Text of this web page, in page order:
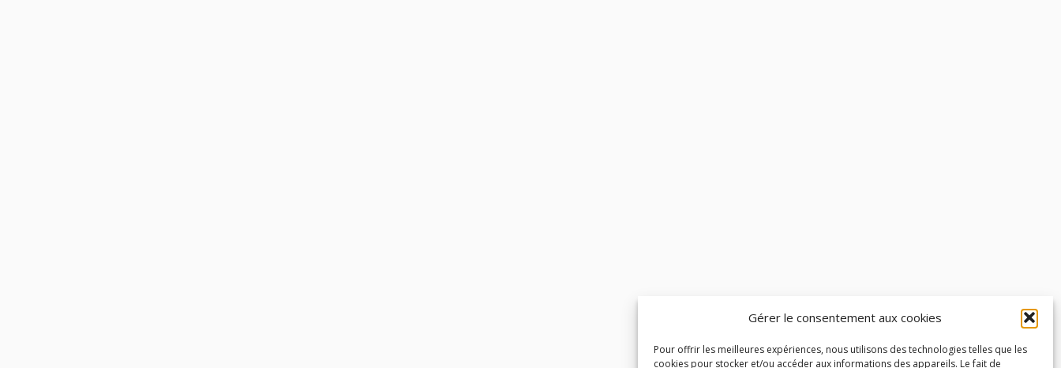
Gérer le consentement aux cookies
Pour offrir les meilleures expériences, nous utilisons des technologies telles que les
cookies pour stocker et/ou accéder aux informations des appareils. Le fait de